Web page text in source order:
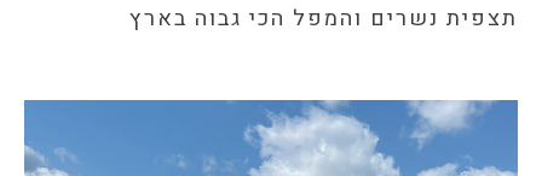
תצפית נשרים והמפל הכי גבוה בארץ